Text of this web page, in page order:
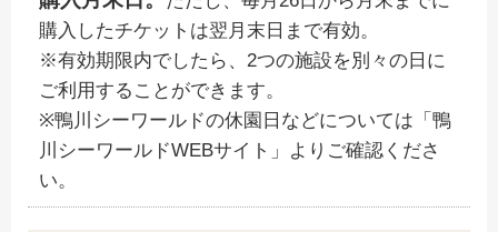
購入したチケットは翌月末日まで有効。
※有効期限内でしたら、2つの施設を別々の日に
ご利用することができます。
※鴨川シーワールドの休園日などについては「鴨
川シーワールドWEBサイト」よりご確認くださ
い。